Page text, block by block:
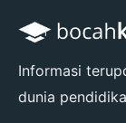
Informasi
dunia